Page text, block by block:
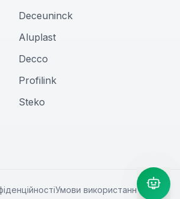
Deceuninck
Aluplast
Decco
Profilink
Steko
Умови використання